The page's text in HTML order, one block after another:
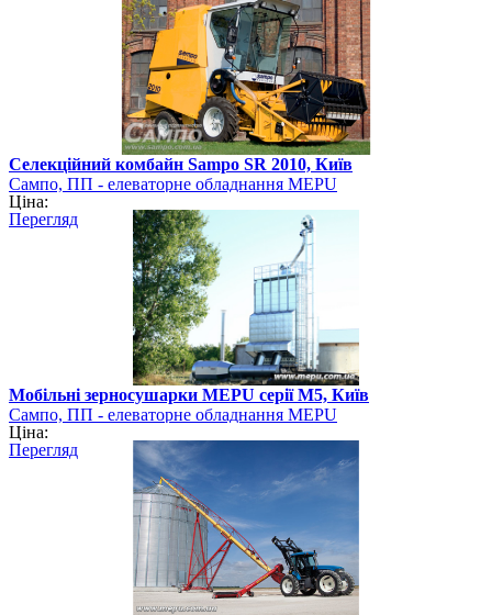
Селекційний комбайн Sampo SR 2010, Київ
Сампо, ПП - елеваторне обладнання MEPU
Ціна:
Перегляд
Мобільні зерносушарки MEPU серії M5, Київ
Сампо, ПП - елеваторне обладнання MEPU
Ціна:
Перегляд